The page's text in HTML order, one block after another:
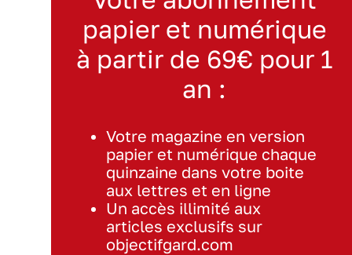
papier et numérique
à partir de 69€ pour 1
an :
Votre magazine en version
papier et numérique chaque
quinzaine dans votre boite
aux lettres et en ligne
Un accès illimité aux
articles exclusifs sur
objectifgard.com